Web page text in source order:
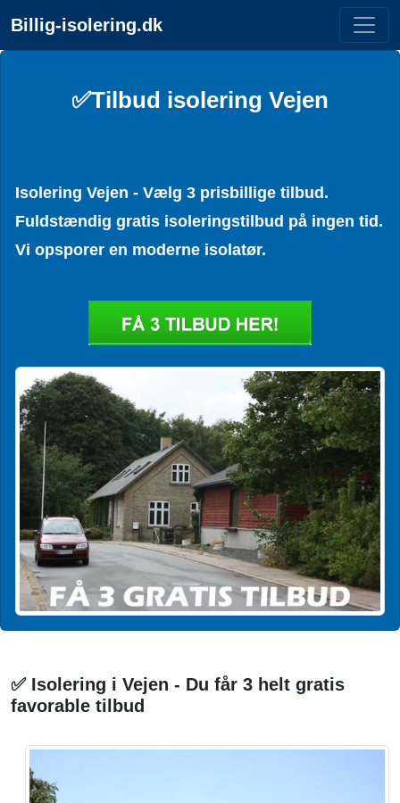
Billig-isolering.dk
✅Tilbud isolering Vejen
Isolering Vejen - Vælg 3 prisbillige tilbud.
Fuldstændig gratis isoleringstilbud på ingen tid.
Vi opsporer en moderne isolatør.
✅ Isolering i Vejen - Du får 3 helt gratis
favorable tilbud